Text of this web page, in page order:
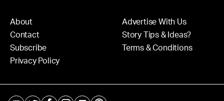
About
Contact
Subscribe
Privacy Policy
Advertise With Us
Story Tips & Ideas?
Terms & Conditions